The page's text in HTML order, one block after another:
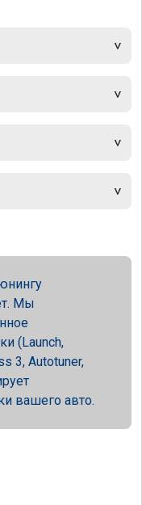
Мы
(Launch,
3, Autotuner,
вашего авто.